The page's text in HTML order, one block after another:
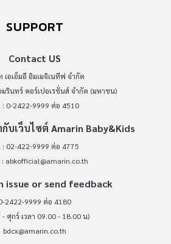
SUPPORT
Contact US
เอเอ็มอี อิมเมจิเนทีฟ จำกัด
รินทร์ คอร์เปอเรชั่นส์ จำกัด (มหาชน)
: 0-2422-9999 ต่อ 4510
บเว็บไซต์ Amarin Baby&Kids
: 02-422-9999 ต่อ 4775
abkofficial@amarin.co.th
issue or send feedback
2422-9999 ต่อ 4180
ศุกร์ เวลา 09.00 - 18.00 น)
bdcx@amarin.co.th